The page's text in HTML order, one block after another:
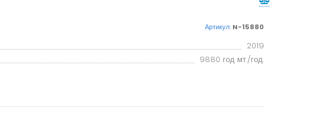
Артикул: N-15880
2019
9880 год мт./год.